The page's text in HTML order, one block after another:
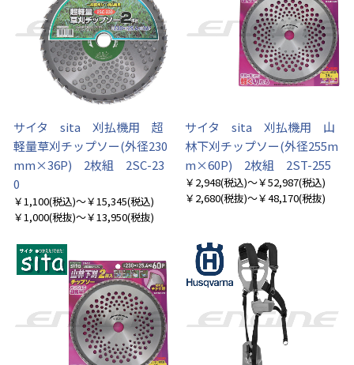
サイタ sita 刈払機用 超
軽量草刈チップソー(外径230
mm×36P) 2枚組 2SC-23
0
￥1,100(税込)～￥15,345(税込)
￥1,000(税抜)～￥13,950(税抜)
サイタ sita 刈払機用 山
林下刈チップソー(外径255m
m×60P) 2枚組 2ST-255
￥2,948(税込)～￥52,987(税込)
￥2,680(税抜)～￥48,170(税抜)